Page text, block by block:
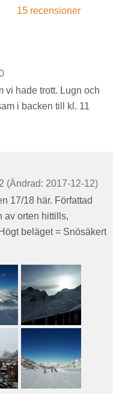
15 recensioner
vi hade trott. Lugn och
i backen till kl. 11
(Ändrad: 2017-12-12)
17/18 här. Författad
av orten hittills,
beläget = Snösäkert